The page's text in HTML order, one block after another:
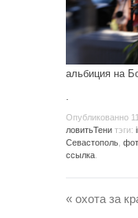
альбиция на
.
Опубликованно
ловитьТени тэги:
Севастополь
ссылка
« охота за